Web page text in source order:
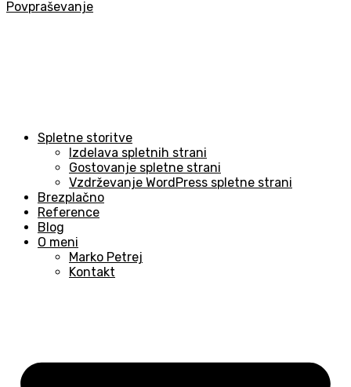
Povpraševanje
Spletne storitve
Izdelava spletnih strani
Gostovanje spletne strani
Vzdrževanje WordPress spletne strani
Brezplačno
Reference
Blog
O meni
Marko Petrej
Kontakt